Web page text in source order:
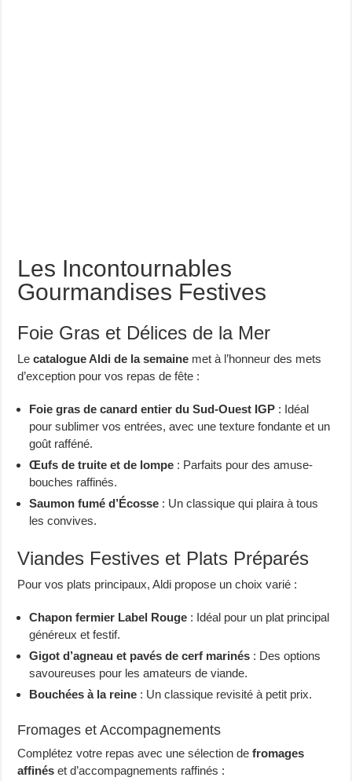
Les Incontournables
Gourmandises Festives
Foie Gras et Délices de la Mer
Lecatalogue Aldi de la semaine met à l’honneur des mets
d’exception pour vos repas de fête :
Foie gras de canard entier du Sud-Ouest IGP : Idéal
pour sublimer vos entrées, avec une texture fondante et un
goût rafféné.
Œufs de truite et de lompe : Parfaits pour des amuse-
bouches raffinés.
Saumon fumé d’Écosse : Un classique qui plaira à tous
les convives.
Viandes Festives et Plats Préparés
Pour vos plats principaux, Aldi propose un choix varié :
Chapon fermier Label Rouge : Idéal pour un plat principal
généreux et festif.
Gigot d’agneau et pavés de cerf marinés : Des options
savoureuses pour les amateurs de viande.
Bouchées à la reine : Un classique revisité à petit prix.
Fromages et Accompagnements
Complétez votre repas avec une sélection defromages
affinés et d’accompagnements raffinés :